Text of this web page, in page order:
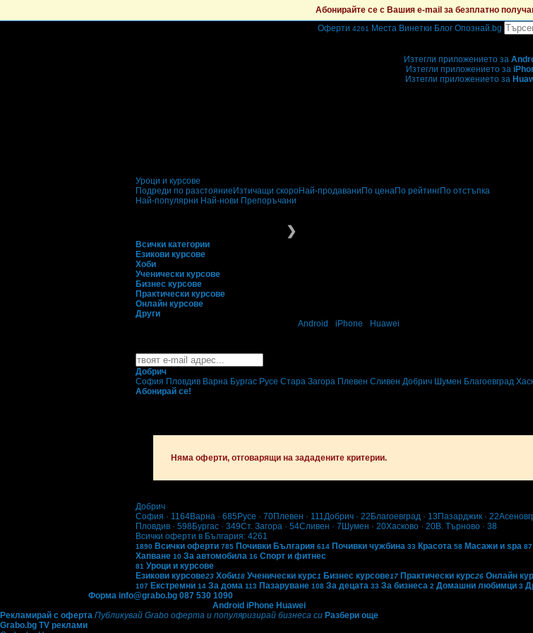
Абонирайте се с Вашия e-mail за безплатно
Оферти 4261 Места Винетки Блог Опознай.bg
Изтегли приложението за
Изтегли приложението за
Изтегли приложението за
Уроци и курсове
Подреди по разстояние Изтичащи скороНай-продавани По ценаПо рейтингПо отстъпка
Най-популярни Най-нови Препоръчани
❯
Всички категории
Езикови курсове
Хоби
Ученически курсове
Бизнес курсове
Практически курсове
Онлайн курсове
Други
Android iPhone Huawei
Добрич
София Пловдив Варна Бургас Русе Стара Загора Плевен Сливен Добрич Шумен Благоевград
Абонирай се!
Няма оферти, отговарящи на зададените критерии.
Добрич
София · 1164Варна · 685 Русе · 70Плевен · 111Добрич · 22 Благоевград · 13 Пазарджик · 22
Пловдив · 598 Бургас · 349Ст. Загора · 54Сливен · 7 Шумен · 20Хасково · 20В. Търново · 38
Всички оферти в България: 4261
1890 Всички оферти 785 Почивки България 614 Почивки чужбина 33 Красота 58 Масажи и spa 87
Хапване 10 За автомобила 16 Спорт и фитнес
81 Уроци и курсове
Езикови курсове23 Хоби18 Ученически курс1 Бизнес курсове17 Практически курс26 Онлайн
107 Екстремни 14 За дома 113 Пазаруване 108 За децата 33 За бизнеса 2 Домашни любимци 3
Форма info@grabo.bg 087 530 1090
Android iPhone Huawei
Рекламирай с оферта Публикувай Grabo оферта и популяризирай бизнеса си Разбери още
Grabo.bg TV реклами